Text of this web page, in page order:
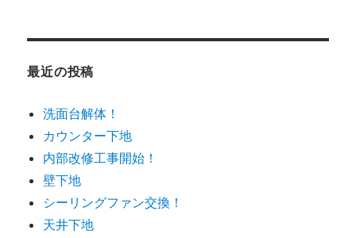
最近の投稿
洗面台解体！
カウンター下地
内部改修工事開始！
壁下地
シーリングファン交換！
天井下地